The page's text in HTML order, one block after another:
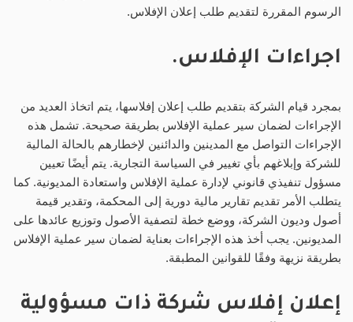
الرسوم المقررة لتقديم طلب إعلان الإفلاس.
اجراءات الإفلاس.
بمجرد قيام الشركة بتقديم طلب إعلان إفلاسها، يتم اتخاذ العديد من
الإجراءات لضمان سير عملية الإفلاس بطريقة صحيحة. تشمل هذه
الإجراءات التواصل مع المدينين والدائنين لإخطارهم بالحالة المالية
للشركة وإبلاغهم بأي تغيير في السياسة التجارية. يتم أيضًا تعيين
مسؤول تنفيذي قانوني لإدارة عملية الإفلاس واستعادة المديونية. كما
يتطلب الأمر تقديم تقارير مالية دورية إلى المحكمة، وتقدير قيمة
أصول وديون الشركة، ووضع خطة لتصفية الأصول وتوزيع عائدها على
المديونين. يجب أخذ هذه الإجراءات بعناية لضمان سير عملية الإفلاس
بطريقة نزيهة وفقًا للقوانين المطبقة.
إعلان إفلاس شركة ذات مسؤولية